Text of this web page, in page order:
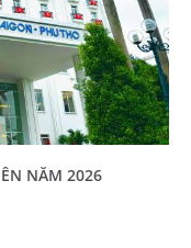
NĂM 2026